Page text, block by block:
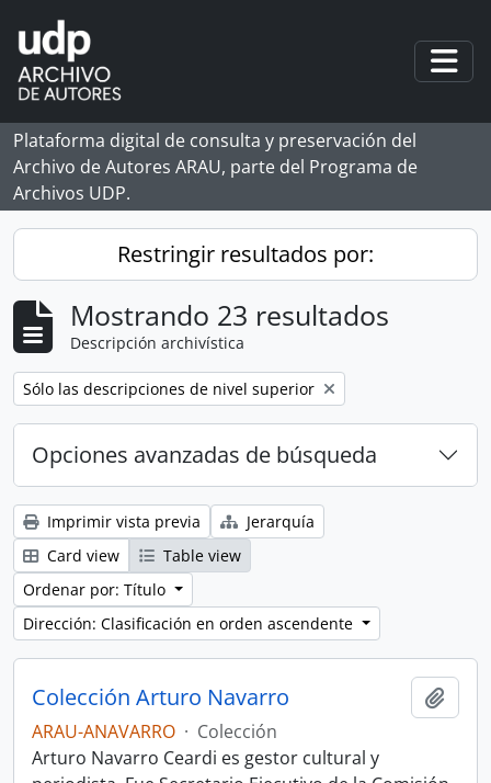
Skip to main content
Plataforma digital de consulta y preservación del
Archivo de Autores ARAU, parte del Programa de
Archivos UDP.
Restringir resultados por:
Mostrando 23 resultados
Descripción archivística
Remove filter:
Sólo las descripciones de nivel superior
Opciones avanzadas de búsqueda
Imprimir vista previa
Jerarquía
Card view
Table view
Ordenar por: Título
Dirección: Clasificación en orden ascendente
Colección Arturo Navarro
ARAU-ANAVARRO · Colección
Arturo Navarro Ceardi es gestor cultural y